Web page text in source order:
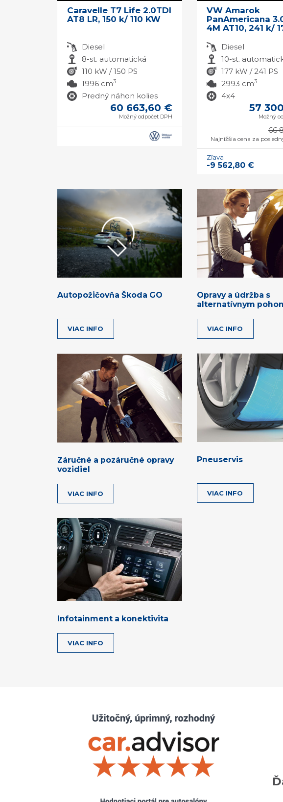
Caravelle T7 Life 2.0TDI
AT8 LR, 150 k/ 110 KW
Diesel
8-st. automatická
110 kW / 150 PS
1996 cm3
Predný náhon kolies
60 663,60 €
Možný odpočet DPH
VW Amarok
PanAmericana
4M AT10, 241 k/
Diesel
10-st.
177 kW / 241 PS
2993 cm3
4x4
57
Možný
66
Najnižšia cena za
Zľava
-9 562,80 €
Autopožičovňa Škoda GO
VIAC INFO
Opravy a údržba s
alternatívnym
VIAC INFO
Záručné a pozáručné opravy
vozidiel
VIAC INFO
Pneuservis
VIAC INFO
Infotainment a konektivita
VIAC INFO